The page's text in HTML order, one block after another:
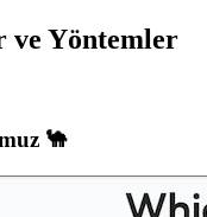
ve Yöntemler
🐪